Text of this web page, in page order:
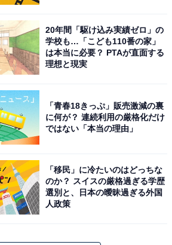
20年間「駆け込み実績ゼロ」の
学校も…「こども110番の家」
は本当に必要？ PTAが直面する
理想と現実
「青春18きっぷ」販売激減の裏
に何が？ 連続利用の厳格化だけ
ではない「本当の理由」
「移民」に冷たいのはどっちな
のか？ スイスの厳格過ぎる学歴
選別と、日本の曖昧過ぎる外国
人政策